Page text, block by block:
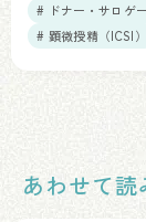
# ドナー・サロゲ
# 顕微授精（ICSI）
あわせて